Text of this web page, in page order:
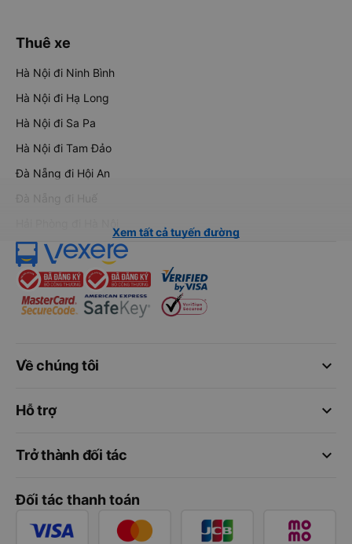
Thuê xe
Hà Nội đi Ninh Bình
Hà Nội đi Hạ Long
Hà Nội đi Sa Pa
Hà Nội đi Tam Đảo
Đà Nẵng đi Hội An
Đà Nẵng đi Huế
Xem tất cả tuyến đường
keyboard_arrow_down
Về chúng tôi
keyboard_arrow_down
Hỗ trợ
keyboard_arrow_down
Trở thành đối tác
Đối tác thanh toán